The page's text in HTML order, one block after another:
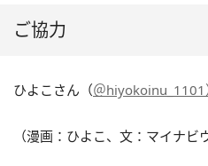
ご協力
ひよこさん（＠hiyokoinu_1101
（漫画：ひよこ、文：マイナビ